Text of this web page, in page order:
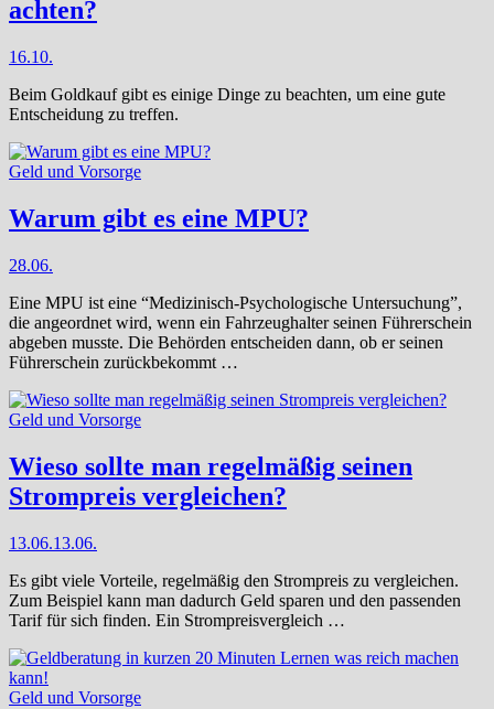
achten?
16.10.
Beim Goldkauf gibt es einige Dinge zu beachten, um eine gute
Entscheidung zu treffen.
Geld und Vorsorge
Warum gibt es eine MPU?
28.06.
Eine MPU ist eine “Medizinisch-Psychologische Untersuchung”,
die angeordnet wird, wenn ein Fahrzeughalter seinen Führerschein
abgeben musste. Die Behörden entscheiden dann, ob er seinen
Führerschein zurückbekommt …
Geld und Vorsorge
Wieso sollte man regelmäßig seinen
Strompreis vergleichen?
13.06.13.06.
Es gibt viele Vorteile, regelmäßig den Strompreis zu vergleichen.
Zum Beispiel kann man dadurch Geld sparen und den passenden
Tarif für sich finden. Ein Strompreisvergleich …
Geld und Vorsorge